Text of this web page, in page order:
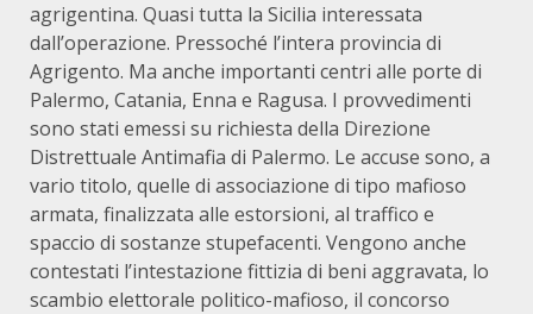
agrigentina. Quasi tutta la Sicilia interessata
dall’operazione. Pressoché l’intera provincia di
Agrigento. Ma anche importanti centri alle porte di
Palermo, Catania, Enna e Ragusa. I provvedimenti
sono stati emessi su richiesta della Direzione
Distrettuale Antimafia di Palermo. Le accuse sono, a
vario titolo, quelle di associazione di tipo mafioso
armata, finalizzata alle estorsioni, al traffico e
spaccio di sostanze stupefacenti. Vengono anche
contestati l’intestazione fittizia di beni aggravata, lo
scambio elettorale politico-mafioso, il concorso